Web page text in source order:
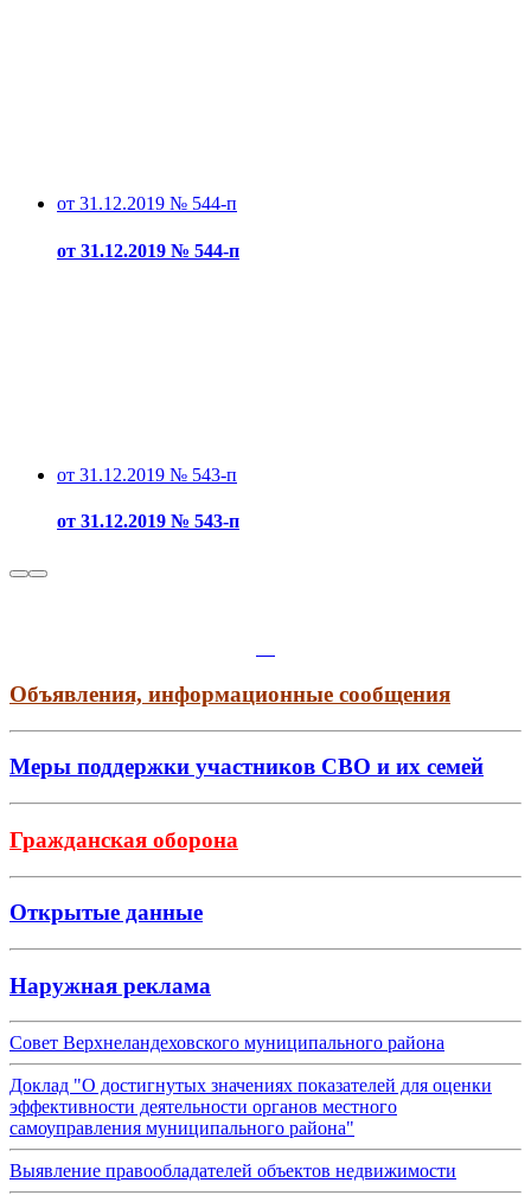
от 31.12.2019 № 544-п
от 31.12.2019 № 544-п
от 31.12.2019 № 543-п
от 31.12.2019 № 543-п
Объявления, информационные сообщения
Меры поддержки участников СВО и их семей
Гражданская оборона
Открытые данные
Наружная реклама
Совет Верхнеландеховского муниципального района
Доклад "О достигнутых значениях показателей для оценки
эффективности деятельности органов местного
самоуправления муниципального района"
Выявление правообладателей объектов недвижимости